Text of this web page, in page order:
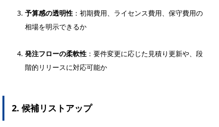
予算感の透明性 ：初期費用、ライセンス費用、保守費用の
相場を明示できるか
発注フローの柔軟性 ：要件変更に応じた見積り更新や、段
階的リリースに対応可能か
2. 候補リストアップ